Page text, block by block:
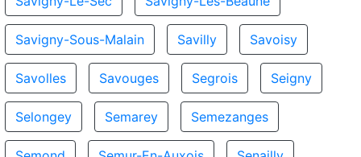
Savigny-Sous-Malain Savilly Savoisy
Savolles Savouges Segrois Seigny
Selongey Semarey Semezanges